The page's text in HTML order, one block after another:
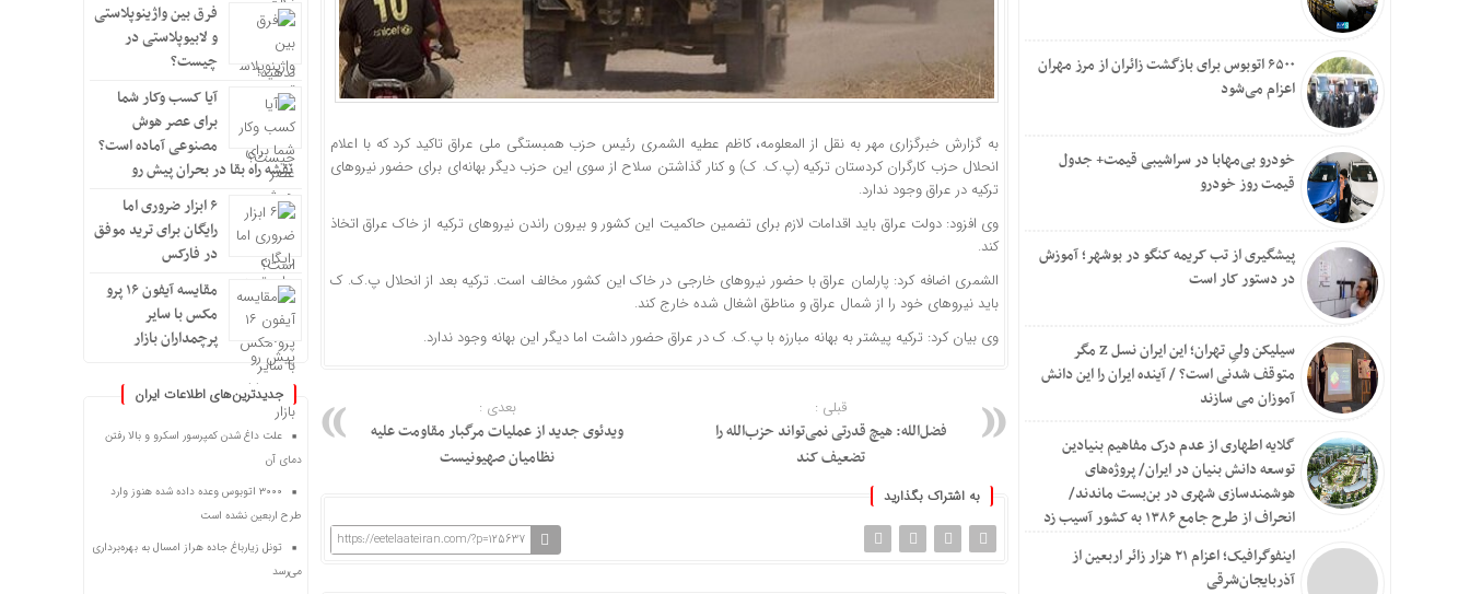
۶۵۰۰ اتوبوس برای بازگشت زائران از مرز مهران
اعزام می‌شود
خودرو بی‌مهابا در سراشیبی قیمت+ جدول
قیمت روز خودرو
پیشگیری از تب کریمه کنگو در بوشهر؛ آموزش
در دستور کار است
سیلیکن ولیِ تهران؛ این ایران نسل Z مگر
متوقف شدنی است؟ / آینده ایران را این دانش
آموزان می سازند
گلایه اطهاری از عدم درک مفاهیم بنیادین
توسعه دانش بنیان در ایران/ پروژه‌های
هوشمندسازی شهری در بن‌بست ماندند/
انحراف از طرح جامع ۱۳۸۶ به کشور آسیب زد
اینفوگرافیک؛ اعزام ۲۱ هزار زائر اربعین از
آذربایجان‌شرقی
به گزارش خبرگزاری مهر به نقل از المعلومه، کاظم عطیه الشمری رئیس حزب همبستگی ملی عراق تاکید کردکه با اعلام
انحلال حزب کارگران کردستان ترکیه (پ.ک. ک) و کنار گذاشتن سلاح از سوی این حزب دیگر بهانه‌ای برای حضور نیروهای
ترکیه در عراق وجود ندارد.
وی افزود: دولت عراق باید اقدامات لازم برای تضمین حاکمیت این کشور و بیرون راندن نیروهای ترکیه از خاک عراق اتخاذ
کند.
الشمری اضافه کرد: پارلمان عراق با حضور نیروهایخارجی در خاک این کشور مخالف است. ترکیه بعد از انحلال پ.ک.ک
باید نیروهای خود را از شمال عراق و مناطق اشغال شده خارج کند.
وی بیان کرد: ترکیه پیشتربه بهانه مبارزه با پ.ک. کدر عراق حضور داشت اما دیگر این بهانه وجود ندارد.
بعدی :
ویدئوی جدید از عملیات مرگبار مقاومت علیه
نظامیان صهیونیست
قبلی :
فضل‌الله: هیچ قدرتی نمی‌تواند حزب‌الله را
تضعیف کند
به اشتراک بگذارید
https://eetelaateiran.com/?p=125637
فرق بین واژینوپلاستی
و لابیوپلاستی در
چیست؟
آیا کسب وکار شما
برای عصر هوش
مصنوعی آماده است؟
نقشه راه بقا در بحران پیش رو
۶ ابزار ضروری اما
رایگان برای ترید موفق
در فارکس
مقایسه آیفون ۱۶ پرو
مکس با سایر
پرچمداران بازار
جدیدترین‌های اطلاعات ایران
علت داغ شدن کمپرسور اسکرو و بالا رفتن
دمای آن
۳۰۰۰ اتوبوس وعده داده شده هنوز وارد
طرح اربعین نشده است
تونل زیارباغ جاده هراز امسال به بهره‌برداری
می‌رسد